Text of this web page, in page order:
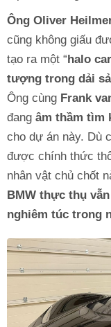
Ông Oliver
cũng không giấu
tạo ra một “halo car
tượng trong dải
Ông cùng Frank
đang âm thầm tìm
cho dự án này. Dù
được chính thức
nhân vật chủ chốt
BMW thực thụ
nghiêm túc trong